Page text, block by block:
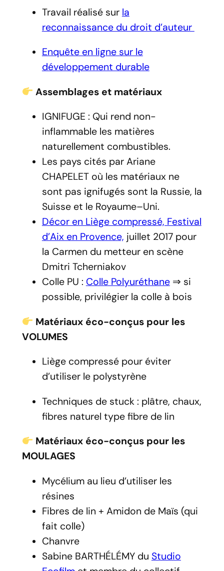
Travail réalisé sur la
reconnaissance du droit d’auteur
Enquête en ligne sur le
développement durable
Assemblages et matériaux
IGNIFUGE : Qui rend non-
inflammable les matières
naturellement combustibles.
Les pays cités par Ariane
CHAPELET où les matériaux ne
sont pas ignifugés sont la Russie, la
Suisse et le Royaume–Uni.
Décor en Liège compressé, Festival
d’Aix en Provence, juillet 2017 pour
la Carmen du metteur en scène
Dmitri Tcherniakov
Colle PU : Colle Polyuréthane⇒ si
possible, privilégier la colle à bois
Matériaux éco-conçus pour les
VOLUMES
Liège compressé pour éviter
d’utiliser le polystyrène
Techniques de stuck : plâtre, chaux,
fibres naturel type fibre de lin
Matériaux éco-conçus pour les
MOULAGES
Mycélium au lieu d’utiliser les
résines
Fibres de lin + Amidon de Maïs (qui
fait colle)
Chanvre
Sabine BARTHÉLÉMY du Studio